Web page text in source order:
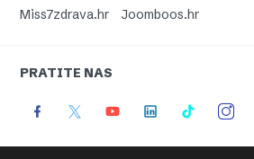
Miss7zdrava.hr
Joomboos.hr
PRATITE NAS